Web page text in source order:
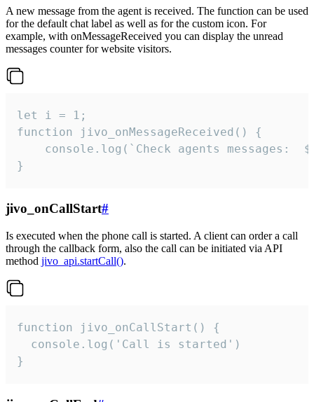
A new message from the agent is received. The function can be used
for the default chat label as well as for the custom icon. For
example, with onMessageReceived you can display the unread
messages counter for website visitors.
let i = 1;
function jivo_onMessageReceived() {
}
jivo_onCallStart#
Is executed when the phone call is started. A client can order a call
through the callback form, also the call can be initiated via API
method jivo_api.startCall().
function jivo_onCallStart() {
  console.log('Call is started')
}